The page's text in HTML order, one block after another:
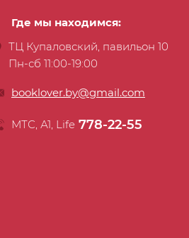
Где мы находимся:
ТЦ Купаловский, павильон 10
Пн-сб 11:00-19:00
booklover.by@gmail.com
МТС, А1, Life 778-22-55